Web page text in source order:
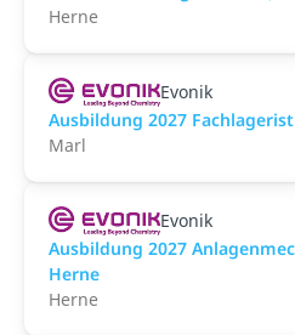
Herne
Evonik
Ausbildung 2027
Marl
Evonik
Ausbildung 2027
Herne
Herne